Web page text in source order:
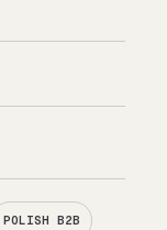
POLISH B2B